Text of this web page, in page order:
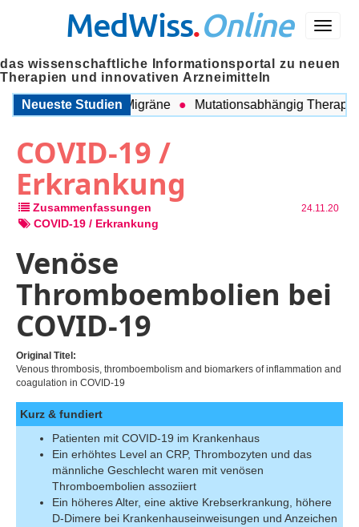
Menü
MedWiss.Online
das wissenschaftliche Informationsportal zu neuen
Therapien und innovativen Arzneimitteln
Neueste Studien
COPD und Migräne Mutationsabhängig Therapie
COVID-19 /
Erkrankung
Zusammenfassungen 24.11.20
COVID-19 / Erkrankung
Venöse
Thromboembolien bei
COVID-19
Original Titel:
Venous thrombosis, thromboembolism and biomarkers of inflammation and
coagulation in COVID-19
Kurz & fundiert
Patienten mit COVID-19 im Krankenhaus
Ein erhöhtes Level an CRP, Thrombozyten und das
männliche Geschlecht waren mit venösen
Thromboembolien assoziiert
Ein höheres Alter, eine aktive Krebserkrankung, höhere
D-Dimere bei Krankenhauseinweisungen und Anzeichen